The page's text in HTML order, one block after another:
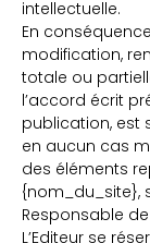
intellectuelle.
En
modification,
totale ou
l’accord écrit
publication, est
en aucun cas
des éléments
{nom_du_site},
Responsable
L’Editeur se